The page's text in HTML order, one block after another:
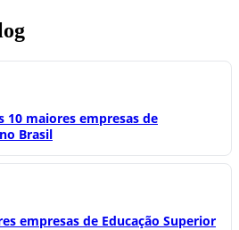
10 maiores empresas de
Brasil
empresas de Educação Superior